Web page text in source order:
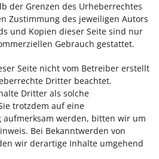
der Grenzen des Urheberrechtes
Zustimmung des jeweiligen Autors
und Kopien dieser Seite sind nur
Gebrauch gestattet.
Seite nicht vom Betreiber erstellt
Dritter beachtet.
Dritter als solche
trotzdem auf eine
aufmerksam werden, bitten wir um
Bei Bekanntwerden von
wir derartige Inhalte umgehend